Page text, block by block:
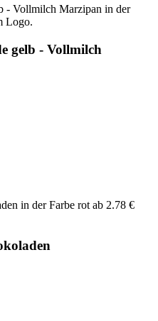
gelb - Vollmilch